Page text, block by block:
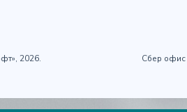
2026.
Сбер офис